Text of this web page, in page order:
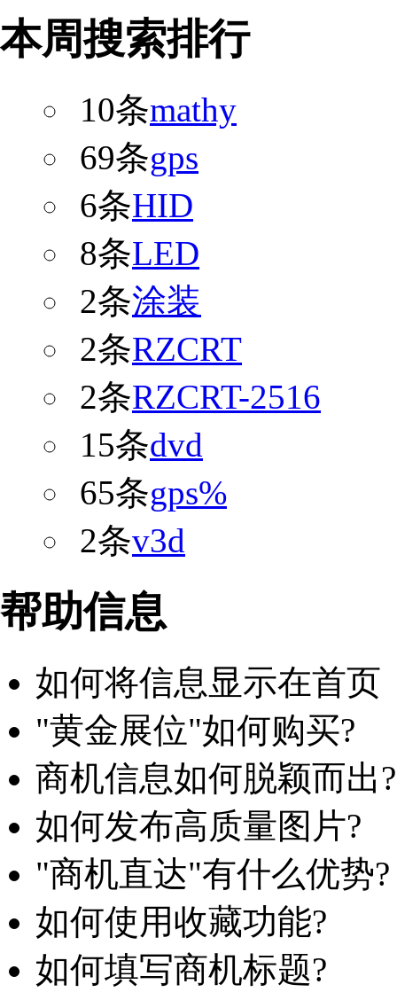
本周搜索排行
10条mathy
69条gps
6条HID
8条LED
2条涂装
2条RZCRT
2条RZCRT-2516
15条dvd
65条gps%
2条v3d
帮助信息
如何将信息显示在首页
"黄金展位"如何购买?
商机信息如何脱颖而出?
如何发布高质量图片?
"商机直达"有什么优势?
如何使用收藏功能?
如何填写商机标题?